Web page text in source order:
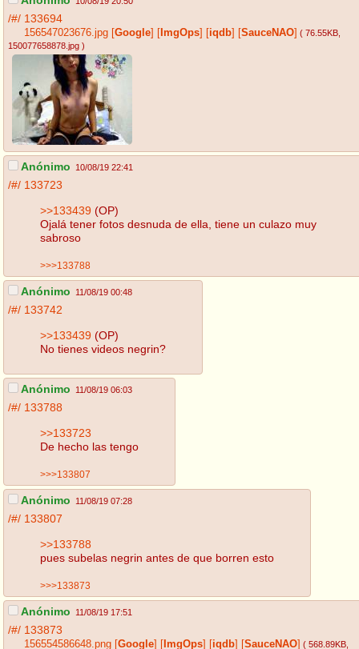
/#/ 133694
156547023676.jpg Google ImgOps iqdb SauceNAO ( 76.55KB
150077658878.jpg )
Anónimo 10/08/19 22:41
/#/ 133723
>>133439 (OP)
Ojalá tener fotos desnuda de ella, tiene un culazo muy
sabroso
>>>133788
Anónimo 11/08/19 00:48
/#/ 133742
>>133439 (OP)
No tienes videos negrin?
Anónimo 11/08/19 06:03
/#/ 133788
>>133723
De hecho las tengo
>>>133807
Anónimo 11/08/19 07:28
/#/ 133807
>>133788
pues subelas negrin antes de que borren esto
>>>133873
Anónimo 11/08/19 17:51
/#/ 133873
156554586648.png Google ImgOps iqdb SauceNAO ( 568.89KB